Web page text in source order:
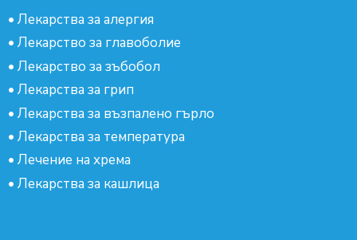
• Лекарства за алергия
• Лекарство за главоболие
• Лекарство за зъбобол
• Лекарства за грип
• Лекарства за възпалено гърло
• Лекарства за температура
• Лечение на хрема
• Лекарства за кашлица